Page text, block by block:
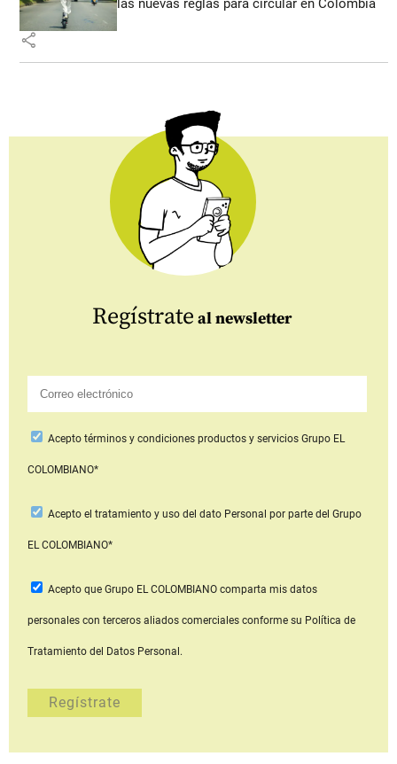
las nuevas reglas para circular en Colombia
share
Regístrate al newsletter
Aceptotérminos y condiciones productos y serviciosGrupo EL
COLOMBIANO*
Acepto el tratamiento y uso del dato Personal por parte del Grupo
EL COLOMBIANO*
Acepto que Grupo EL COLOMBIANOcomparta mis datos
personales con terceros aliados comerciales conforme su Política de
Tratamiento del Datos Personal.